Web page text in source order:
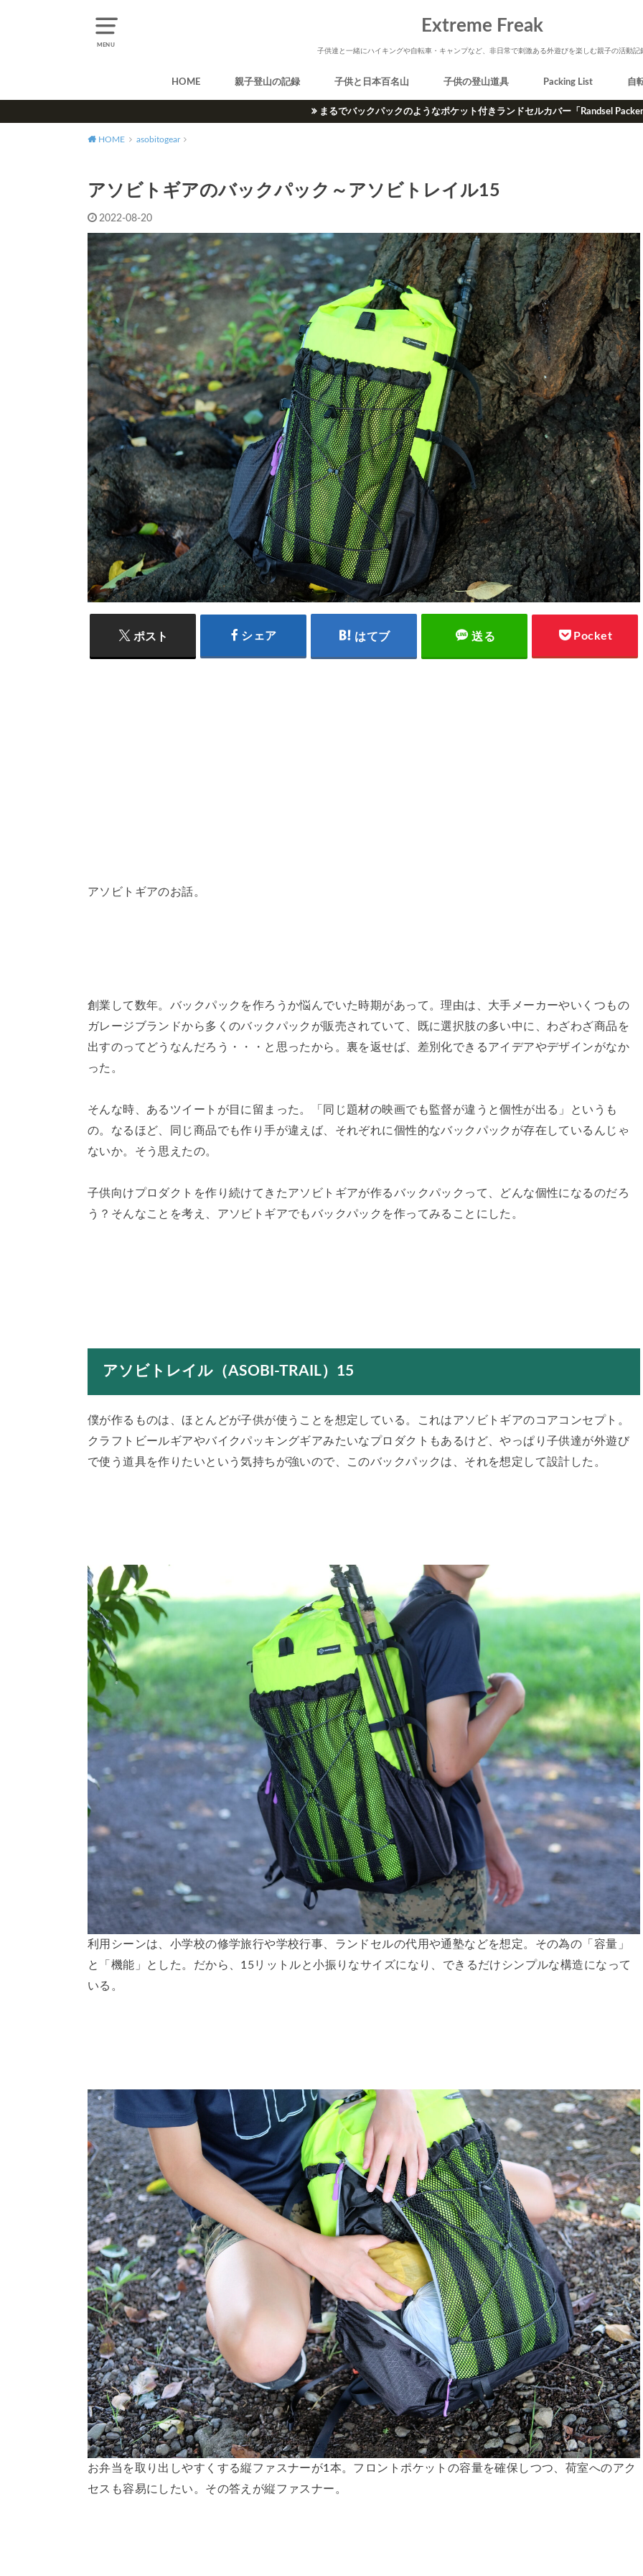
MENU
Extreme Freak
子供達と一緒にハイキングや自転車・キャンプなど、非日常で刺激ある外遊びを楽しむ親子の活動記
HOME 親子登山の記録 子供と日本百名山 子供の登山道具 Packing List 自
まるでバックパックのようなポケット付きランドセルカバー「Randsel Packer
HOME asobitogear
アソビトギアのバックパック～アソビトレイル15
2022-08-20
ポスト シェア はてブ 送る Pocket
アソビトギアのお話。
創業して数年。バックパックを作ろうか悩んでいた時期があって。理由は、大手メーカーやいくつもの
ガレージブランドから多くのバックパックが販売されていて、既に選択肢の多い中に、わざわざ商品を
出すのってどうなんだろう・・・と思ったから。裏を返せば、差別化できるアイデアやデザインがなか
った。
そんな時、あるツイートが目に留まった。「同じ題材の映画でも監督が違うと個性が出る」というも
の。なるほど、同じ商品でも作り手が違えば、それぞれに個性的なバックパックが存在しているんじゃ
ないか。そう思えたの。
子供向けプロダクトを作り続けてきたアソビトギアが作るバックパックって、どんな個性になるのだろ
う？そんなことを考え、アソビトギアでもバックパックを作ってみることにした。
アソビトレイル（ASOBI-TRAIL）15
僕が作るものは、ほとんどが子供が使うことを想定している。これはアソビトギアのコアコンセプト。
クラフトビールギアやバイクパッキングギアみたいなプロダクトもあるけど、やっぱり子供達が外遊び
で使う道具を作りたいという気持ちが強いので、このバックパックは、それを想定して設計した。
利用シーンは、小学校の修学旅行や学校行事、ランドセルの代用や通塾などを想定。その為の「容量」
と「機能」とした。だから、15リットルと小振りなサイズになり、できるだけシンプルな構造になって
いる。
お弁当を取り出しやすくする縦ファスナーが1本。フロントポケットの容量を確保しつつ、荷室へのアク
セスも容易にしたい。その答えが縦ファスナー。